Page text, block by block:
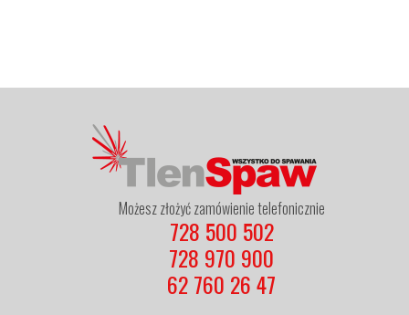
Możesz złożyć zamówienie telefonicznie
728 500 502
728 970 900
62 760 26 47